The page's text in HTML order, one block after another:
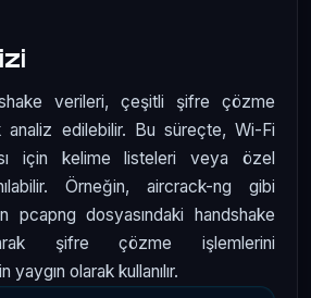
verileri, çeşitli şifre çözme
analiz edilebilir. Bu süreçte, Wi-Fi
için kelime listeleri veya özel
Örneğin, aircrack-ng gibi
pcapng dosyasındaki handshake
şifre çözme işlemlerini
olarak kullanılır.